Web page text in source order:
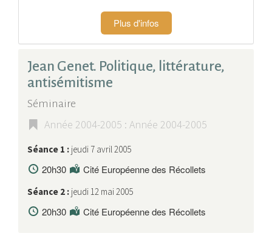
Plus d'infos
Jean Genet. Politique, littérature,
antisémitisme
Séminaire
Année 2004-2005 : Année 2004-2005
Séance 1 : jeudi 7 avril 2005
20h30 Cité Européenne des Récollets
Séance 2 : jeudi 12 mai 2005
20h30 Cité Européenne des Récollets